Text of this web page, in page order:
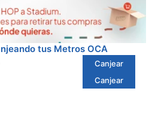
tus Metros OCA
Canjear
Canjear